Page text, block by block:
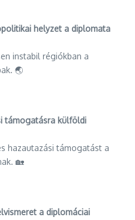
helyzet a diplomata
instabil régiókban a
🌏
támogatásra külföldi
hazautazási támogatást a
🏡
a diplomáciai